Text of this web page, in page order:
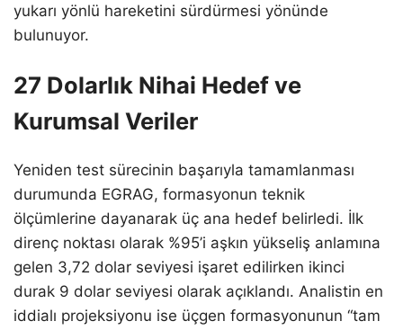
yukarı yönlü hareketini sürdürmesi yönünde
bulunuyor.
27 Dolarlık Nihai Hedef ve
Kurumsal Veriler
Yeniden test sürecinin başarıyla tamamlanması
durumunda EGRAG, formasyonun teknik
ölçümlerine dayanarak üç ana hedef belirledi. İlk
direnç noktası olarak %95’i aşkın yükseliş anlamına
gelen 3,72 dolar seviyesi işaret edilirken ikinci
durak 9 dolar seviyesi olarak açıklandı. Analistin en
iddialı projeksiyonu ise üçgen formasyonunun “tam